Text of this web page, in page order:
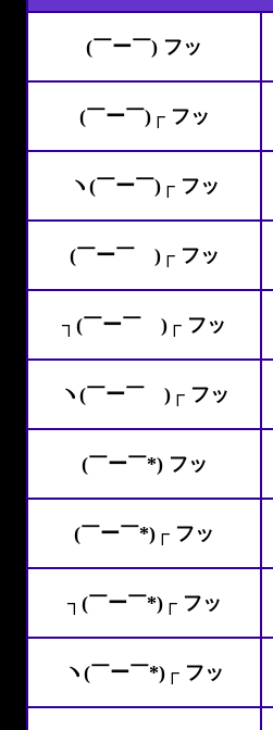
(￣ー￣) フッ
(￣ー￣)┌ フッ
ヽ(￣ー￣)┌ フッ
(￣ー￣ )┌ フッ
┐(￣ー￣ )┌ フッ
ヽ(￣ー￣ )┌ フッ
(￣ー￣*) フッ
(￣ー￣*)┌ フッ
┐(￣ー￣*)┌ フッ
ヽ(￣ー￣*)┌ フッ